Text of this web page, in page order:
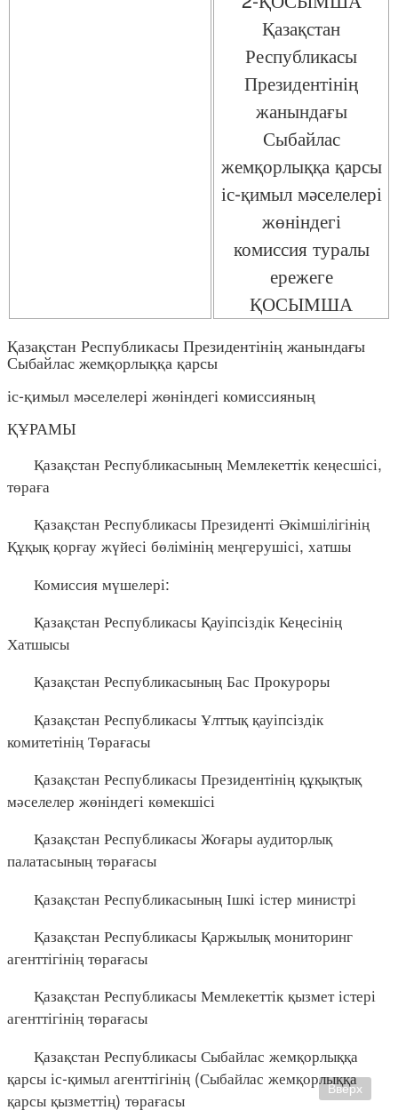
Қазақстан
Республикасы
Президентінің
жанындағы
Сыбайлас
жемқорлыққа қарсы
іс-қимыл мәселелері
жөніндегі
комиссия туралы
ережеге
ҚОСЫМША
Қазақстан Республикасы Президентінің жанындағы
Сыбайлас жемқорлыққа қарсы
іс-қимыл мәселелері жөніндегі комиссияның
ҚҰРАМЫ
Қазақстан Республикасының Мемлекеттік кеңесшісі,
төраға
Қазақстан Республикасы Президенті Әкімшілігінің
Құқық қорғау жүйесі бөлімінің меңгерушісі, хатшы
Комиссия мүшелері:
Қазақстан Республикасы Қауіпсіздік Кеңесінің
Хатшысы
Қазақстан Республикасының Бас Прокуроры
Қазақстан Республикасы Ұлттық қауіпсіздік
комитетінің Төрағасы
Қазақстан Республикасы Президентінің құқықтық
мәселелер жөніндегі көмекшісі
Қазақстан Республикасы Жоғары аудиторлық
палатасының төрағасы
Қазақстан Республикасының Ішкі істер министрі
Қазақстан Республикасы Қаржылық мониторинг
агенттігінің төрағасы
Қазақстан Республикасы Мемлекеттік қызмет істері
агенттігінің төрағасы
Қазақстан Республикасы Сыбайлас жемқорлыққа
қарсы іс-қимыл агенттігінің (Сыбайлас жемқорлыққа
қарсы қызметтің) төрағасы
Вверх